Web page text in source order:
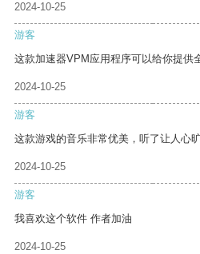
2024-10-25
游客
这款加速器VPM应用程序可以给你提供
2024-10-25
游客
这款游戏的音乐非常优美，听了让人心旷
2024-10-25
游客
我喜欢这个软件 作者加油
2024-10-25